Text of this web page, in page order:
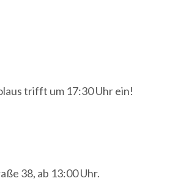
trifft um 17:30 Uhr ein!
38, ab 13:00 Uhr.